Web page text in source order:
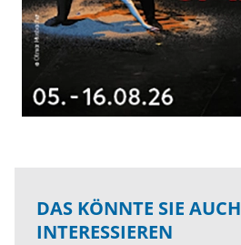
DAS KÖNNTE SIE AUCH
INTERESSIEREN